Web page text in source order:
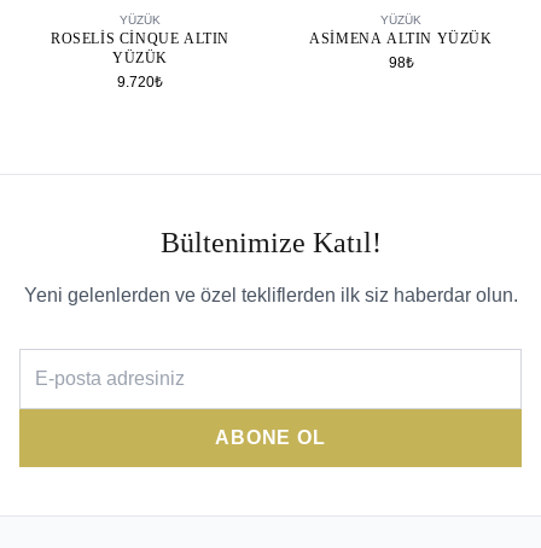
YÜZÜK
ROSELIS CINQUE ALTIN
YÜZÜK
9.720₺
YÜZÜK
ASIMENA ALTIN YÜZÜK
98₺
Bültenimize Katıl!
Yeni gelenlerden ve özel tekliflerden ilk siz haberdar olun.
ABONE OL